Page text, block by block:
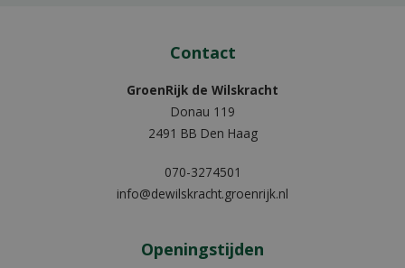
Contact
GroenRijk de Wilskracht
Donau 119
2491 BB Den Haag
070-3274501
info@dewilskracht.groenrijk.nl
Openingstijden